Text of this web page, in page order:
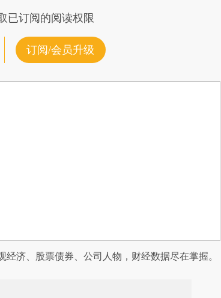
已订阅的阅读权限
订阅/会员升级
经济、股票债券、公司人物，财经数据尽在掌握。